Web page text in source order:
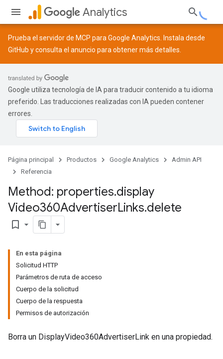
Analytics
Prueba el servidor de MCP para Google Analytics. Instala desde
GitHub y consulta el anuncio para obtener más detalles.
Google utiliza tecnología de IA para traducir contenido a tu idioma
preferido. Las traducciones realizadas con IA pueden contener
errores.
Página principal Productos Google Analytics
Admin API
Referencia
Method: properties.display
Video360AdvertiserLinks.delete
bookmark_border
En esta página
Solicitud HTTP
Parámetros de ruta de acceso
Cuerpo de la solicitud
Cuerpo de la respuesta
Permisos de autorización
Borra un DisplayVideo360AdvertiserLink en una propiedad.